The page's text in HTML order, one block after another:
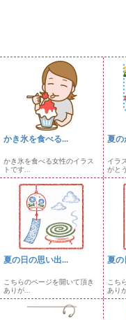
かき氷を食べる...
かき氷を食べる女性のイラス
トです...
夏の
イラ
がと
夏の日の思い出...
こちらのページを開いて頂き
ありが...
夏の
こち
あり